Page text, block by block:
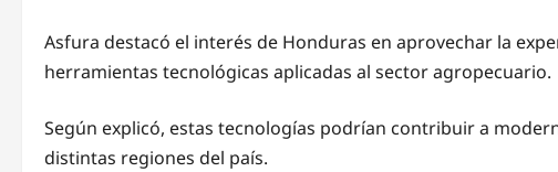
Asfura destacó el interés de Honduras en aprovechar la
herramientas tecnológicas aplicadas al sector agropecuario.
Según explicó, estas tecnologías podrían contribuir a
distintas regiones del país.